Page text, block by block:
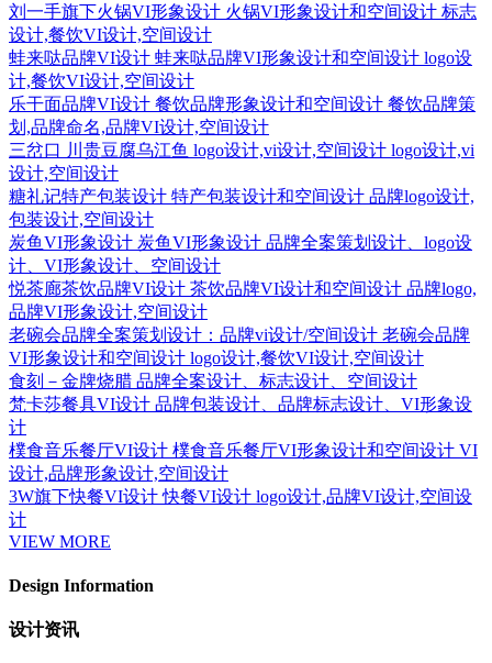
刘一手旗下火锅VI形象设计 火锅VI形象设计和空间设计 标志
设计,餐饮VI设计,空间设计
蛙来哒品牌VI设计 蛙来哒品牌VI形象设计和空间设计 logo设
计,餐饮VI设计,空间设计
乐干面品牌VI设计 餐饮品牌形象设计和空间设计 餐饮品牌策
划,品牌命名,品牌VI设计,空间设计
三岔口 川贵豆腐乌江鱼 logo设计,vi设计,空间设计 logo设计,vi
设计,空间设计
糖礼记特产包装设计 特产包装设计和空间设计 品牌logo设计,
包装设计,空间设计
炭鱼VI形象设计 炭鱼VI形象设计 品牌全案策划设计、logo设
计、VI形象设计、空间设计
悦茶廊茶饮品牌VI设计 茶饮品牌VI设计和空间设计 品牌logo,
品牌VI形象设计,空间设计
老碗会品牌全案策划设计：品牌vi设计/空间设计 老碗会品牌
VI形象设计和空间设计 logo设计,餐饮VI设计,空间设计
食刻－金牌烧腊 品牌全案设计、标志设计、空间设计
梵卡莎餐具VI设计 品牌包装设计、品牌标志设计、VI形象设
计
樸食音乐餐厅VI设计 樸食音乐餐厅VI形象设计和空间设计 VI
设计,品牌形象设计,空间设计
3W旗下快餐VI设计快餐VI设计 logo设计,品牌VI设计,空间设
计
VIEW MORE
Design Information
设计资讯